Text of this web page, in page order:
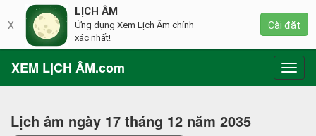
XEM LỊCH ÂM.com
Lịch âm ngày 17 tháng 12 năm 2035
X
LỊCH ÂM
Ứng dụng Xem Lịch Âm chính
xác nhất!
Cài đặt